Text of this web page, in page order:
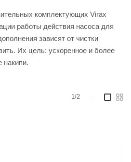
комплектующих Virax
работы действия насоса для
зависят от чистки
Их цель: ускоренное и более
накипи.
1/2